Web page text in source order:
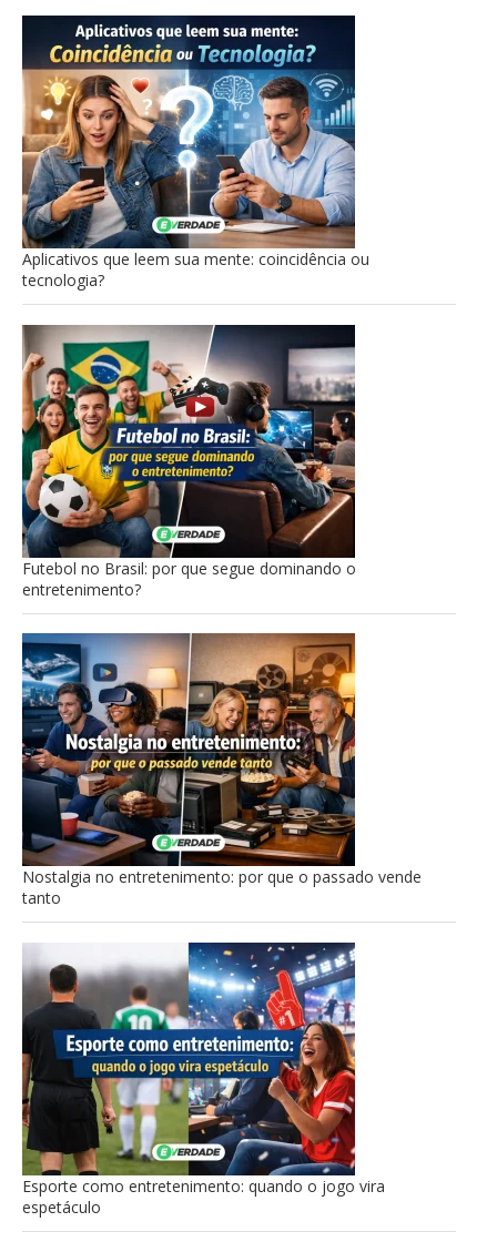
Aplicativos que leem sua mente: coincidência ou
tecnologia?
Futebol no Brasil: por que segue dominando o
entretenimento?
Nostalgia no entretenimento: por que o passado vende
tanto
Esporte como entretenimento: quando o jogo vira
espetáculo